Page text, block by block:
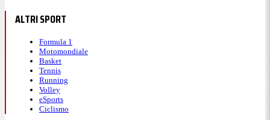
ALTRI SPORT
Formula 1
Motomondiale
Basket
Tennis
Running
Volley
eSports
Ciclismo